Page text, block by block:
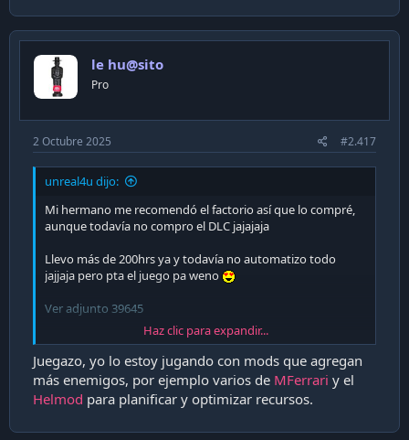
le hu@sito
Pro
2 Octubre 2025 #2.417
unreal4u dijo:
Mi hermano me recomendó el factorio así que lo compré,
aunque todavía no compro el DLC jajajaja
Llevo más de 200hrs ya y todavía no automatizo todo
jajjaja pero pta el juego pa weno
Ver adjunto 39645
Saludos.
Haz clic para expandir...
Juegazo, yo lo estoy jugando con mods que agregan
más enemigos, por ejemplo varios de MFerrari y el
Helmod para planificar y optimizar recursos.